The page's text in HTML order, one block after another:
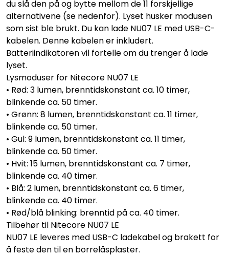
du slå den på og bytte mellom de 11 forskjellige
alternativene (se nedenfor). Lyset husker modusen
som sist ble brukt. Du kan lade NU07 LE med USB-C-
kabelen. Denne kabelen er inkludert.
Batteriindikatoren vil fortelle om du trenger å lade
lyset.
Lysmoduser for Nitecore NU07 LE
• Rød: 3 lumen, brenntidskonstant ca. 10 timer,
blinkende ca. 50 timer.
• Grønn: 8 lumen, brenntidskonstant ca. 11 timer,
blinkende ca. 50 timer.
• Gul: 9 lumen, brenntidskonstant ca. 11 timer,
blinkende ca. 50 timer.
• Hvit: 15 lumen, brenntidskonstant ca. 7 timer,
blinkende ca. 40 timer.
• Blå: 2 lumen, brenntidskonstant ca. 6 timer,
blinkende ca. 40 timer.
• Rød/blå blinking: brenntid på ca. 40 timer.
Tilbehør til Nitecore NU07 LE
NU07 LE leveres med USB-C ladekabel og brakett for
å feste den til en borrelåsplaster.